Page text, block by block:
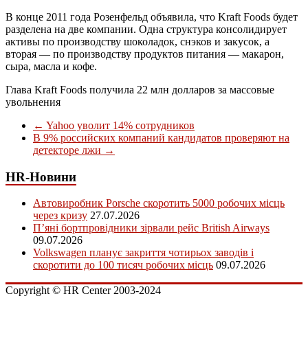
В конце 2011 года Розенфельд объявила, что Kraft Foods будет
разделена на две компании. Одна структура консолидирует
активы по производству шоколадок, снэков и закусок, а
вторая — по производству продуктов питания — макарон,
сыра, масла и кофе.
Глава Kraft Foods получила 22 млн долларов за массовые
увольнения
← Yahoo уволит 14% сотрудников
В 9% российских компаний кандидатов проверяют на
детекторе лжи →
HR-Новини
Автовиробник Porsche скоротить 5000 робочих місць
через кризу 27.07.2026
П’яні бортпровідники зірвали рейс British Airways
09.07.2026
Volkswagen планує закриття чотирьох заводів і
скоротити до 100 тисяч робочих місць 09.07.2026
Copyright © HR Center 2003-2024